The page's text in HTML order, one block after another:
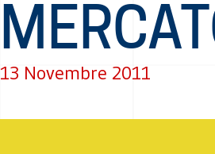
13 Novembre 2011